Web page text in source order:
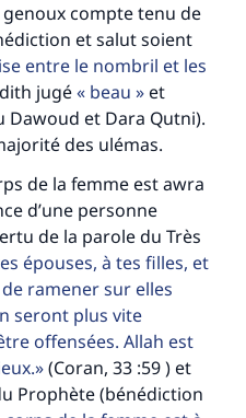
compte tenu de
et salut soient
entre le nombril et les
jugé beau
et
et Dara Qutni).
des ulémas.
de la femme est awra
d’une personne
de la parole du Très
épouses, à tes filles, et
ramener sur elles
seront plus vite
offensées. Allah est
(Coran, 33 :59 ) et
Prophète (bénédiction